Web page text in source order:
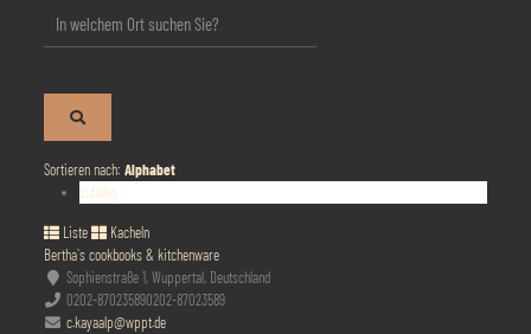
Sortieren nach: Alphabet
zufällig
Liste
Kacheln
Bertha`s cookbooks & kitchenware
Sophienstraße 1, Wuppertal, Deutschland
0202-870235890202-87023589
c.kayaalp@wppt.de